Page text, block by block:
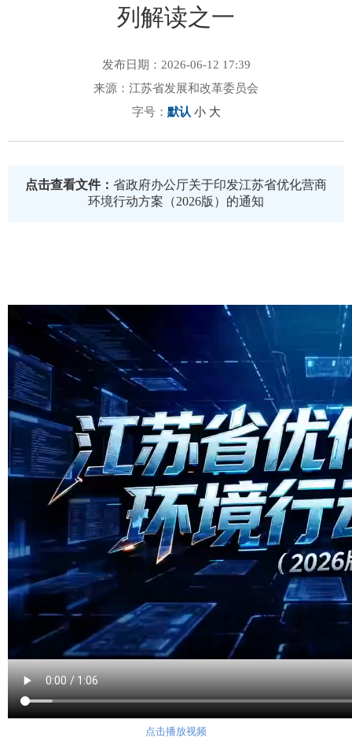
列解读之一
发布日期：2026-06-12 17:39
来源：江苏省发展和改革委员会
字号： 默认 小 大
点击查看文件： 省政府办公厅关于印发江苏省优化营商
环境行动方案（2026版）的通知
点击播放视频